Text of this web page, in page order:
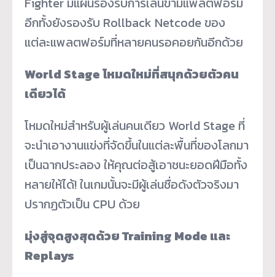
อีกทั้งยังรองรับ Rollback Netcode ของ
แต่ละแพลตฟอร์มที่หลายคนรอคอยกันอีกด้วย
World Stage โหมดใหม่ที่สนุกด้วยตัวคน
เดียวได้
โหมดใหม่สำหรับผู้เล่นคนเดียว World Stage ที่
จะนำเอางานแข่งที่จัดขึ้นในแต่ละพื้นที่ของโลกมา
เป็นฉากประลอง ให้คุณต่อสู้เอาชนะยอดฝีมือทั้ง
หลายให้ได้! ในเกมนั้นจะมีผู้เล่นชื่อดังตัวจริงมา
ปรากฏตัวเป็น CPU ด้วย
มุ่งสู่จุดสูงสุดด้วย Training Mode และ
Replays